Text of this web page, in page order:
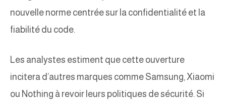
nouvelle norme centrée sur la confidentialité et la
fiabilité du code.
Les analystes estiment que cette ouverture
incitera d’autres marques comme Samsung, Xiaomi
ou Nothing à revoir leurs politiques de sécurité. Si